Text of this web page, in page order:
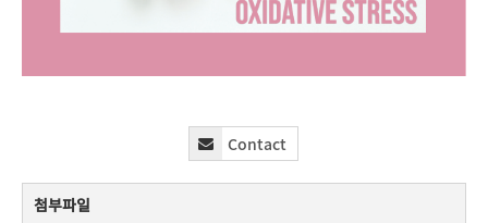
Contact
첨부파일